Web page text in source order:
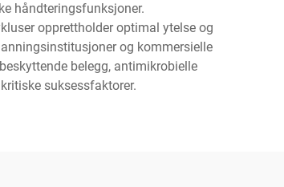
håndteringsfunksjoner.
opprettholder optimal ytelse og
og kommersielle
belegg, antimikrobielle
suksessfaktorer.